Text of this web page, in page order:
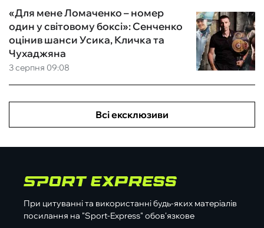
3 серпня 09:08
«Для мене Ломаченко – номер
один у світовому боксі»: Сенченко
оцінив шанси Усика, Кличка та
Чухаджяна
Всі ексклюзиви
При цитуванні та використанні будь-яких матеріалів
посилання на "Sport-Express" обов'язкове